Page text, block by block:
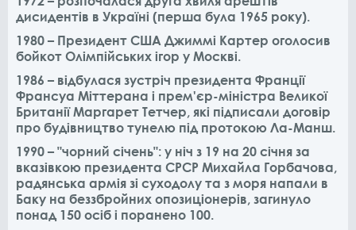
дисидентів в Україні (перша була 1965 року).
1980 – Президент США Джиммі Картер оголосив
бойкот Олімпійських ігор у Москві.
1986 – відбулася зустріч президента Франції
Франсуа Міттерана і прем'єр-міністра Великої
Британії Маргарет Тетчер, які підписали договір
про будівництво тунелю під протокою Ла-Манш.
1990 – "чорний січень": у ніч з 19 на 20 січня за
вказівкою президента СРСР Михайла Горбачова,
радянська армія зі суходолу та з моря напали в
Баку на беззбройних опозиціонерів, загинуло
понад 150 осіб і поранено 100.